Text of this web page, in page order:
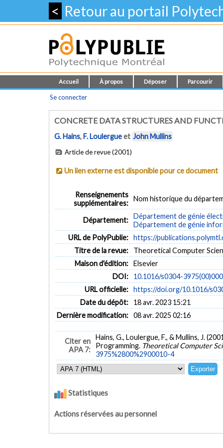
< Retour au portail
Accueil À propos Déposer Parcourir
Se connecter
CONCRETE DATA STRUCTURES AND
G. Hains,F. Loulergueet John Mullins
Article de revue (2001)
Un lien externe est disponible pour ce document
Renseignements
supplémentaires:
Nom historique du
Département: Département de génie
Département de génie
URL de PolyPublie: https://
Titre de la revue:
Theoretical Computer
Maison d'édition: Elsevier
DOI:
10.1016/s0304-
URL officielle: https://doi.org/10.1016/
Date du dépôt:
18 avr. 2023 15:21
Dernière modification: 08 avr. 2025 02:16
Citer en
APA 7:
Hains, G., Loulergue, F., & Mullins, J.
Programming. Theoretical Computer
3975%2800%2900010-4
Statistiques
Actions réservées au personnel